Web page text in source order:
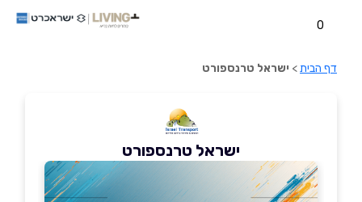
0
דף הבית> ישראל טרנספורט
ישראל טרנספורט